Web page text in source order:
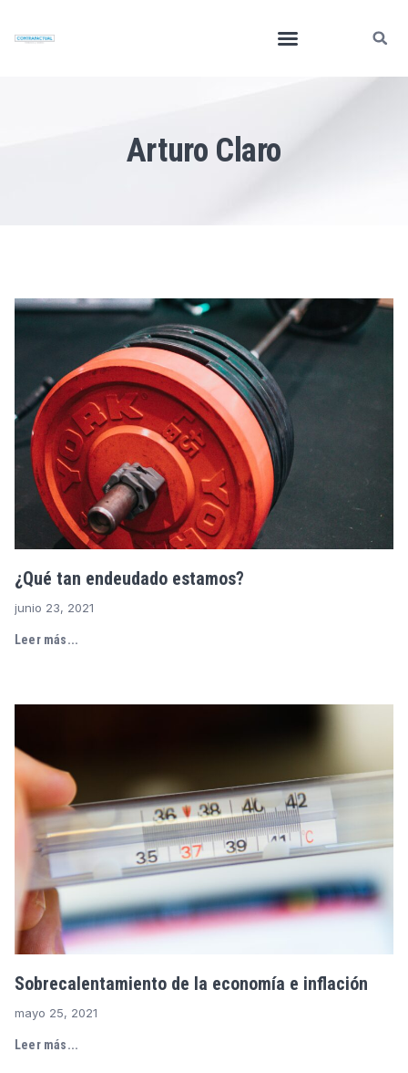
Arturo Claro
¿Qué tan endeudado estamos?
junio 23, 2021
Leer más...
Sobrecalentamiento de la economía e inflación
mayo 25, 2021
Leer más...